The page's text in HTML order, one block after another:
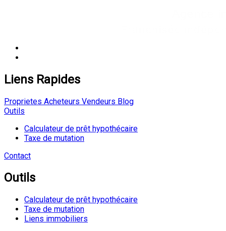
Liens Rapides
Proprietes Acheteurs Vendeurs Blog
Outils
Calculateur de prêt hypothécaire
Taxe de mutation
Contact
Outils
Calculateur de prêt hypothécaire
Taxe de mutation
Liens immobiliers